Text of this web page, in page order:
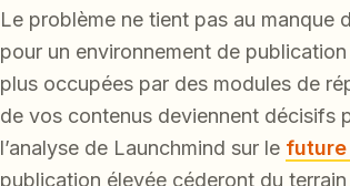
Le problème ne tient pas au
pour un environnement de
plus occupées par des modules de
de vos contenus deviennent décisifs
l’analyse de Launchmind sur le
publication élevée céderont du